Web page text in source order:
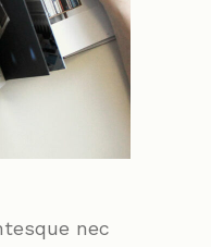
nec